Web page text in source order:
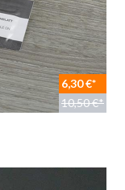
6,30 €*
10,50 €*